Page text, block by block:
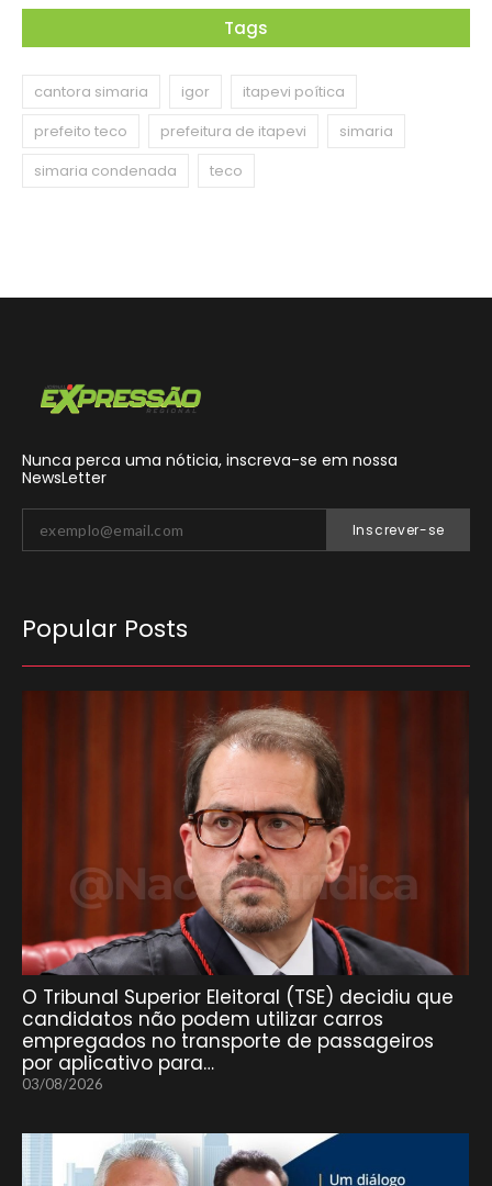
Tags
cantora simaria igor
itapevi poítica
prefeito teco
prefeitura de itapevi
simaria
simaria condenada
teco
Nunca perca uma nóticia, inscreva-se em nossa
NewsLetter
Inscrever-se
Popular Posts
O Tribunal Superior Eleitoral (TSE) decidiu que
candidatos não podem utilizar carros
empregados no transporte de passageiros
por aplicativo para…
03/08/2026